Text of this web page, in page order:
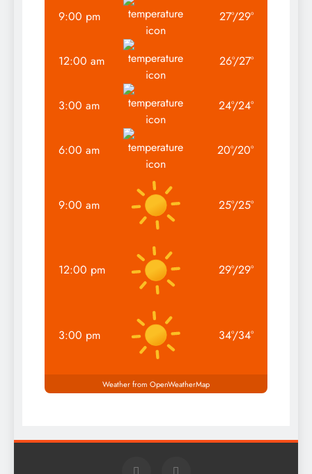
9:00 pm 27°/29°
12:00 am 26°/27°
3:00 am 24°/24°
6:00 am 20°/20°
9:00 am 25°/25°
12:00 pm 29°/29°
3:00 pm 34°/34°
Weather from OpenWeatherMap